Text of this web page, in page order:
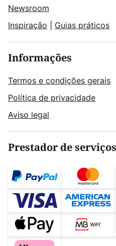
Newsroom
Inspiração
Guias práticos
Informações
Termos e condições gerais
Política de privacidade
Aviso legal
Prestador de